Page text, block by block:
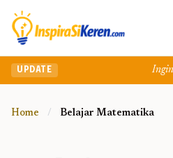
UPDATE Ingin
Home / Belajar Matematika